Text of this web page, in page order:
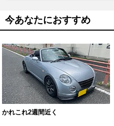
今あなたにおすすめ
かれこれ2週間近く